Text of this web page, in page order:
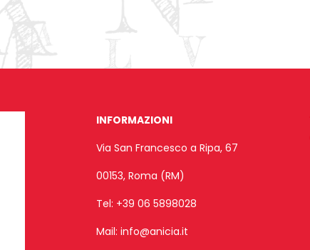
INFORMAZIONI
Via San Francesco a Ripa, 67
00153, Roma (RM)
Tel: +39 06 5898028
Mail: info@anicia.it